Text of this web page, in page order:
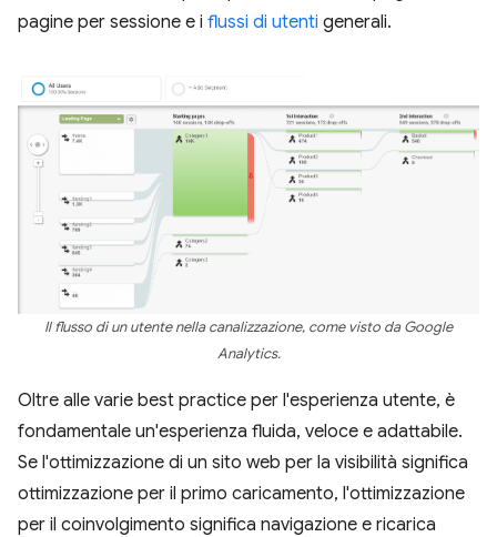
pagine per sessione e i flussi di utenti generali.
Il flusso di un utente nella canalizzazione, come visto da Google
Analytics.
Oltre alle varie best practice per l'esperienza utente, è
fondamentale un'esperienza fluida, veloce e adattabile.
Se l'ottimizzazione di un sito web per la visibilità significa
ottimizzazione per il primo caricamento, l'ottimizzazione
per il coinvolgimento significa navigazione e ricarica